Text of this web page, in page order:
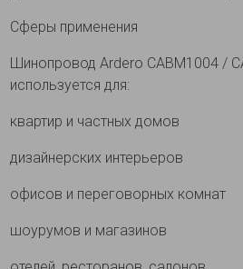
Сферы применения
Шинопровод Ardero CABM1004 /
используется для:
квартир и частных домов
дизайнерских интерьеров
офисов и переговорных комнат
шоурумов и магазинов